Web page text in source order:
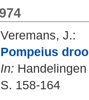
Veremans, J.:
Pompeius
In:
S. 158-164